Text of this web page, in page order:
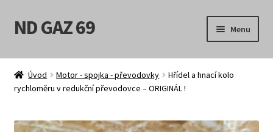
Přeskočit
na
Přejít
k
webu
ND GAZ 69 Menu
Úvodní stránka
Můj účet
Obchod
Úvod Motor - spojka - převodovky
Hřídel a hnací kolo
rychloměru v redukční převodovce – ORIGINÁL !